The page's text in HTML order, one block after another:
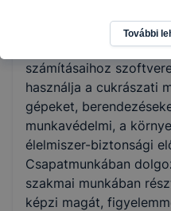
számítja ki a
árurendelést,
számításaihoz
használja a cukrászati
gépeket,
munkavédelmi, a
élelmiszer-biztonsági
Csapatmunkában
szakmai munkában
képzi magát,
További